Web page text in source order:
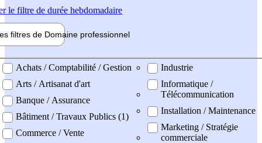
le filtre de durée hebdomadaire
filtres de Domaine professionnel
professionel
Achats / Comptabilité / Gestion
Arts / Artisanat d'art
Banque / Assurance
Bâtiment / Travaux Publics (1)
Commerce / Vente
Industrie
Informatique /
Télécommunication
Installation / Maintenance
Marketing / Stratégie
commerciale